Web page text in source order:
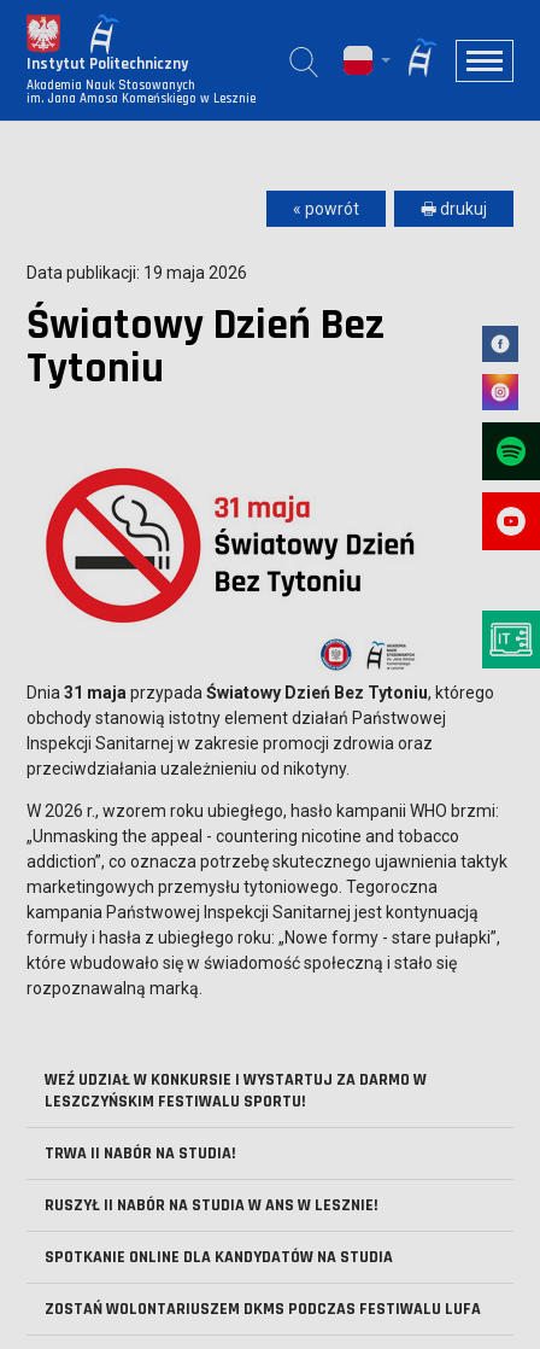
Instytut Politechniczny
Akademia Nauk Stosowanych
im. Jana Amosa Komeńskiego w Lesznie
WEŹ UDZIAŁ W KONKURSIE I WYSTARTUJ ZA DARMO W
LESZCZYŃSKIM FESTIWALU SPORTU!
TRWA II NABÓR NA STUDIA!
RUSZYŁ II NABÓR NA STUDIA W ANS W LESZNIE!
SPOTKANIE ONLINE DLA KANDYDATÓW NA STUDIA
ZOSTAŃ WOLONTARIUSZEM DKMS PODCZAS FESTIWALU LUFA
« powrót 🖶 drukuj
Data publikacji: 19 maja 2026
Światowy Dzień Bez
Tytoniu
Dnia31 maja przypadaŚwiatowy Dzień Bez Tytoniu, którego
obchody stanowią istotny element działań Państwowej
Inspekcji Sanitarnej w zakresie promocji zdrowia oraz
przeciwdziałania uzależnieniu od nikotyny.
W 2026 r., wzorem roku ubiegłego, hasło kampanii WHO brzmi:
„Unmasking the appeal - countering nicotine and tobacco
addiction”, co oznacza potrzebę skutecznego ujawnienia taktyk
marketingowych przemysłu tytoniowego. Tegoroczna
kampania Państwowej Inspekcji Sanitarnej jest kontynuacją
formuły i hasła z ubiegłego roku: „Nowe formy - stare pułapki”,
które wbudowało się w świadomość społeczną i stało się
rozpoznawalną marką.